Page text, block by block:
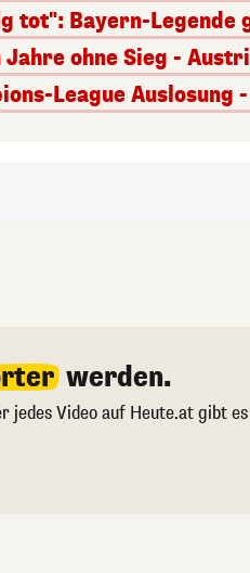
tot": Bayern-Legende
Jahre ohne Sieg -
League Auslosung
werden.
jedes Video auf Heute.at gibt